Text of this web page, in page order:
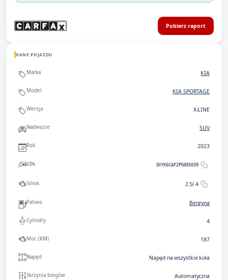
Pobierz raport
DANE POJAZDU
Marka KIA
Model KIA SPORTAGE
Wersja X-LINE
Nadwozie SUV
Rok 2023
VIN 5XYK6CAF2PG035039
Silnik 2.5l 4
Paliwo Benzyna
Cylindry 4
Moc (KM) 187
Napęd Napęd na wszystkie koła
Skrzynia biegów Automatyczna